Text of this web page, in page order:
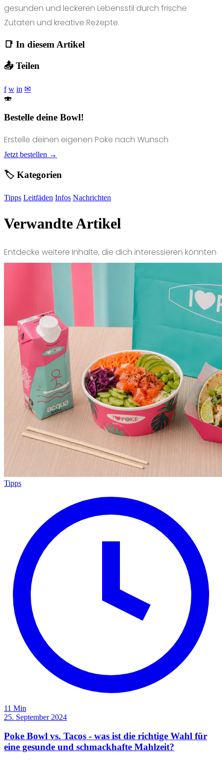
gesunden und leckeren Lebensstil durch frische
Zutaten und kreative Rezepte.
📑 In diesem Artikel
📤 Teilen
f w in ✉
🍣
Bestelle deine Bowl!
Erstelle deinen eigenen Poke nach Wunsch
Jetzt bestellen →
🏷️ Kategorien
Tipps Leitfäden Infos Nachrichten
Verwandte Artikel
Entdecke weitere Inhalte, die dich interessieren könnten
Tipps
11 Min
25. September 2024
Poke Bowl vs. Tacos - was ist die richtige Wahl für
eine gesunde und schmackhafte Mahlzeit?